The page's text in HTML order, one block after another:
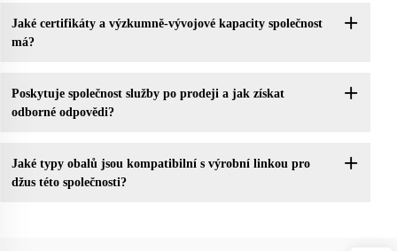
Jaké certifikáty a výzkumně-vývojové kapacity společnost
má?
Poskytuje společnost služby po prodeji a jak získat
odborné odpovědi?
Jaké typy obalů jsou kompatibilní s výrobní linkou pro
džus této společnosti?